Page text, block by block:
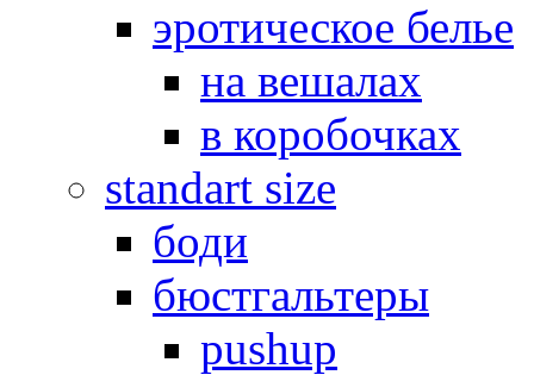
эротическое белье
на вешалах
в коробочках
standart size
боди
бюстгальтеры
pushup